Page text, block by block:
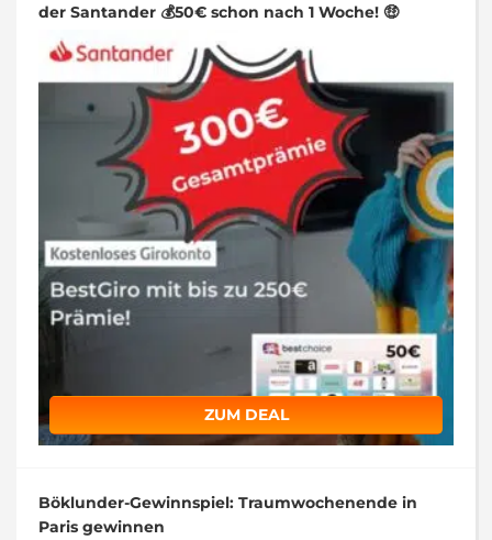
der Santander 💰50€ schon nach 1 Woche! 🤑
ZUM DEAL
Böklunder-Gewinnspiel: Traumwochenende in
Paris gewinnen